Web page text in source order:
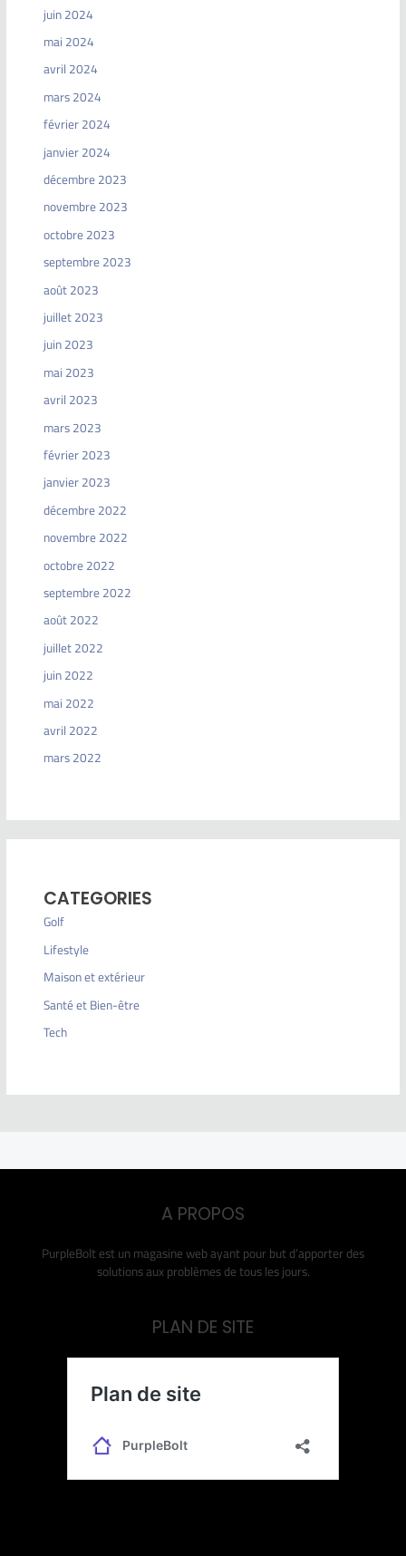
juin 2024
mai 2024
avril 2024
mars 2024
février 2024
janvier 2024
décembre 2023
novembre 2023
octobre 2023
septembre 2023
août 2023
juillet 2023
juin 2023
mai 2023
avril 2023
mars 2023
février 2023
janvier 2023
décembre 2022
novembre 2022
octobre 2022
septembre 2022
août 2022
juillet 2022
juin 2022
mai 2022
avril 2022
mars 2022
CATEGORIES
Golf
Lifestyle
Maison et extérieur
Santé et Bien-être
Tech
A PROPOS
PurpleBolt est un magasine web ayant pour but d’apporter des
solutions aux problèmes de tous les jours.
PLAN DE SITE